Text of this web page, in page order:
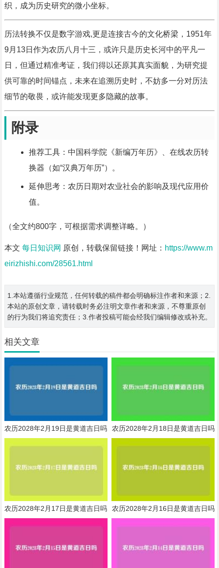
织，成为历史研究的微小坐标。
历法转换不仅是数字游戏,更是连接古今的文化桥梁，1951年
9月13日作为农历八月十三，或许只是历史长河中的平凡一
日，但通过精准考证，我们得以还原其真实面貌，为研究提
供可靠的时间锚点，未来在追溯历史时，不妨多一分对历法
细节的敬畏，或许能发现更多隐藏的故事。
附录
推荐工具：中国科学院《新编万年历》、在线农历转
换器（如“汉典万年历”）。
延伸思考：农历日期对农业社会的影响及现代应用价
值。
（全文约800字，可根据需求调整详略。）
本文 每日知识网 原创，转载保留链接！网址： https://www.m
eirizhishi.com/28561.html
1.本站遵循行业规范，任何转载的稿件都会明确标注作者和来源；2.
本站的原创文章，请转载时务必注明文章作者和来源，不尊重原创
的行为我们将追究责任；3.作者投稿可能会经我们编辑修改或补充。
相关文章
农历2028年2月19日是黄道吉日吗 农历2028年2月18日是黄道吉日吗
农历2028年2月17日是黄道吉日吗 农历2028年2月16日是黄道吉日吗